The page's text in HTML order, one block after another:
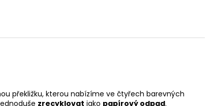
překližku, kterou nabízíme ve čtyřech barevných
zrecyklovat jako papírový odpad.